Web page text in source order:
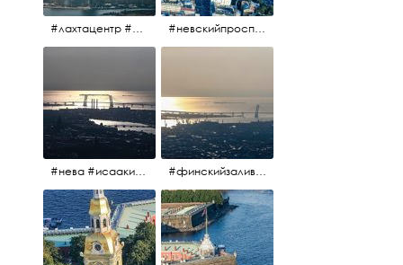
#лахтацентр #лахта #башнягазпром #газпром #башня #небоскрёбпитера #небоскрёб #финскийзалив #санктпетербург #невскийпроспект #центргорода #санктпетербург #осень2017 #когдапаришьнадгородом
#нева #исаакий #исаакиевскийсобор #нева #васильевскийостров #адмиралтейскийрайон #финскийзалив #дворцовыймост #небонадпитером #осень2017 #финскийзалив #маркизовалужа #нева